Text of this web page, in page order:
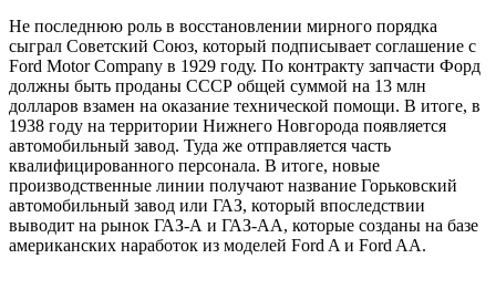
Не последнюю роль в восстановлении мирного порядка
сыграл Советский Союз, который подписывает соглашение с
Ford Motor Company в 1929 году. По контракту запчасти Форд
должны быть проданы СССР общей суммой на 13 млн
долларов взамен на оказание технической помощи. В итоге, в
1938 году на территории Нижнего Новгорода появляется
автомобильный завод. Туда же отправляется часть
квалифицированного персонала. В итоге, новые
производственные линии получают название Горьковский
автомобильный завод или ГАЗ, который впоследствии
выводит на рынок ГАЗ-А и ГАЗ-АА, которые созданы на базе
американских наработок из моделей Ford A и Ford AA.